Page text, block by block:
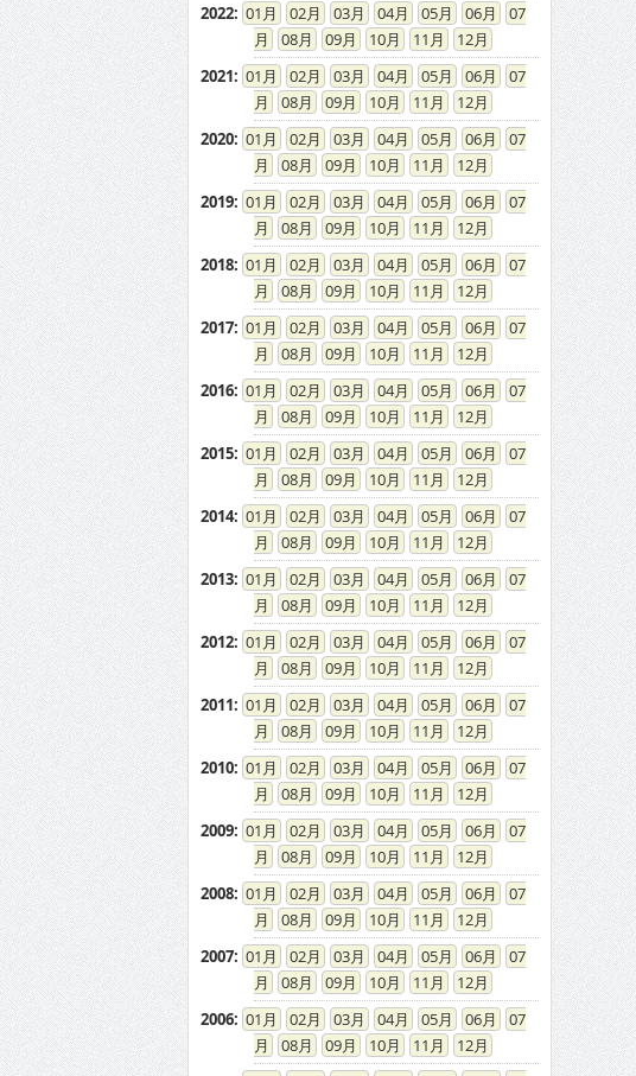
2022: 01 02 03 04 05 06
07
08
09 10 11
12
2021: 01 02 03 04 05 06
07
08
09 10 11
12
2020: 01 02 03 04 05 06
07
08
09 10 11
12
2019: 01 02 03 04 05 06
07
08
09 10 11
12
2018: 01 02 03 04 05 06
07
08
09 10 11
12
2017: 01 02 03 04 05 06
07
08
09 10 11
12
2016: 01 02 03 04 05 06
07
08
09 10 11
12
2015: 01 02 03 04 05 06
07
08
09 10 11
12
2014: 01 02 03 04 05 06
07
08
09 10 11
12
2013: 01 02 03 04 05 06
07
08
09 10 11
12
2012: 01 02 03 04 05 06
07
08
09 10 11
12
2011: 01 02 03 04 05 06
07
08
09 10 11
12
2010: 01 02 03 04 05 06
07
08
09 10 11
12
2009: 01 02 03 04 05 06
07
08
09 10 11
12
2008: 01 02 03 04 05 06
07
08
09 10 11
12
2007: 01 02 03 04 05 06
07
08
09 10 11
12
2006: 01 02 03 04 05 06
07
08
09 10 11
12